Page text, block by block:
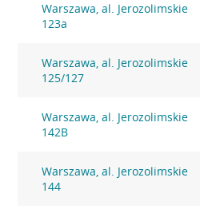
Warszawa, al. Jerozolimskie
123a
Warszawa, al. Jerozolimskie
125/127
Warszawa, al. Jerozolimskie
142B
Warszawa, al. Jerozolimskie
144